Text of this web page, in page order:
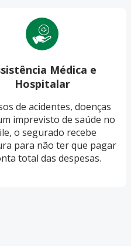
Médica e
Hospitalar
de acidentes, doenças
imprevisto de saúde no
o segurado recebe
para não ter que pagar
total das despesas.